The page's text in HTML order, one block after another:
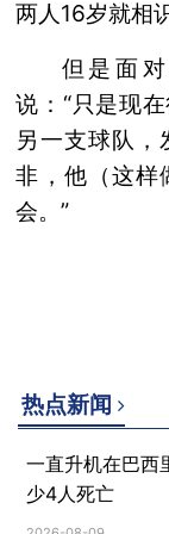
两人16岁就相
但是面
说：“只是现
另一支球队，
非，他（这样
会。”
热点新闻
一直升机在巴西
少4人死亡